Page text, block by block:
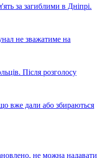
за загиблими в Дніпрі.
не зважатиме на
Після розголосу
вже дали або збираються
не можна надавати